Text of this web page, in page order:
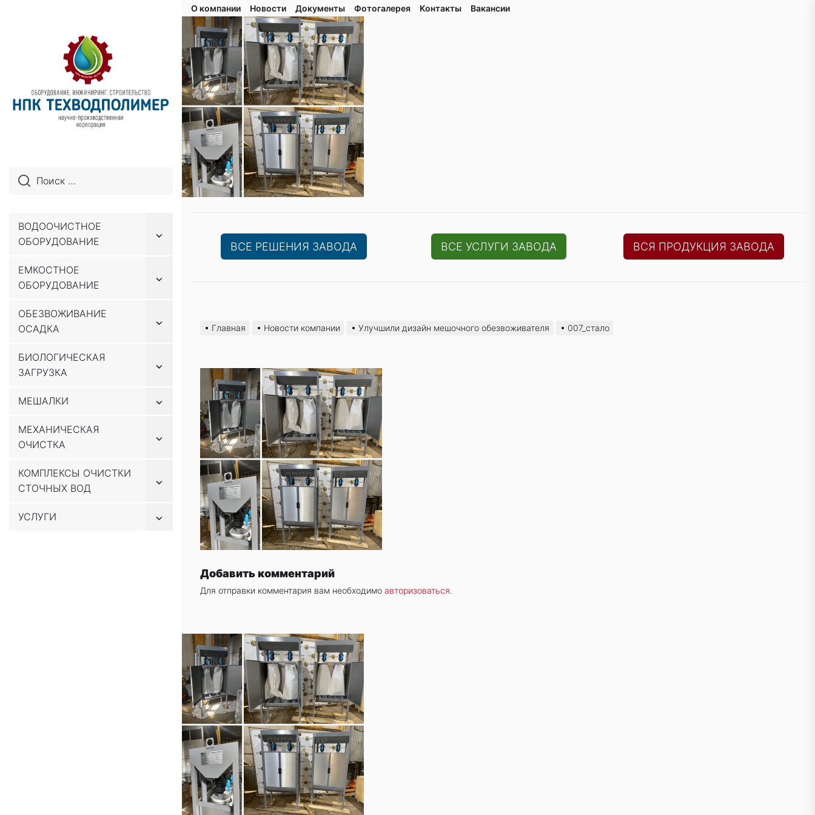
ВСЕ РЕШЕНИЯ ЗАВОДА ВСЕ УСЛУГИ ЗАВОДА ВСЯ ПРОДУКЦИЯ ЗАВОДА
ВОДООЧИСТНОЕ
ОБОРУДОВАНИЕ
Показывать
ЕМКОСТНОЕ
ОБОРУДОВАНИЕ
Показывать
ОБЕЗВОЖИВАНИЕ
ОСАДКА
Показывать
БИОЛОГИЧЕСКАЯ
ЗАГРУЗКА
Показывать
МЕШАЛКИ
Показывать
МЕХАНИЧЕСКАЯ
ОЧИСТКА
Показывать
КОМПЛЕКСЫ ОЧИСТКИ
СТОЧНЫХ ВОД
Показывать
УСЛУГИ
Показывать
Главная Новости компании Улучшили дизайн мешочного обезвоживателя 007_стало
Добавить комментарий
Для отправки комментария вам необходимо авторизоваться.
О компании Новости Документы Фотогалерея Контaкты Вакaнсии